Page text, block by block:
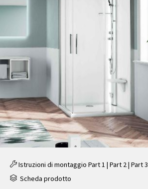
Istruzioni di montaggio Part 1 | Part 2 | Part 3
Scheda prodotto